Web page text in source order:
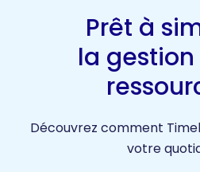
Prêt à
la
Découvrez comment
votre